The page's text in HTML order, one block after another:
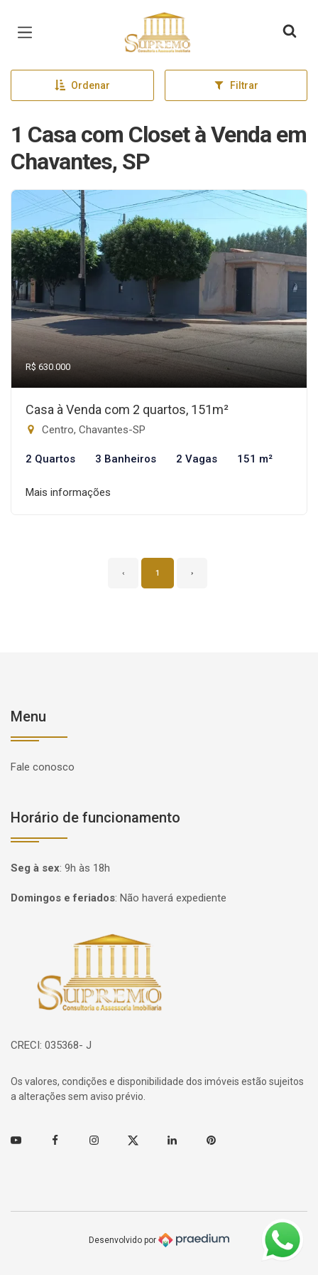
Página inicial
Ordenar Filtrar
1 Casa com Closet à Venda em
Chavantes, SP
R$ 630.000
Casa à Venda com 2 quartos, 151m²
Centro, Chavantes-SP
2 Quartos 3 Banheiros 2 Vagas 151 m²
Mais informações
‹ 1 ›
Menu
Fale conosco
Horário de funcionamento
Seg à sex: 9h às 18h
Domingos e feriados: Não haverá expediente
Página inicial
CRECI: 035368- J
Os valores, condições e disponibilidade dos imóveis estão sujeitos
a alterações sem aviso prévio.
Youtube FacebookInstagramTwitter Linkedin Pinterest
Desenvolvido por